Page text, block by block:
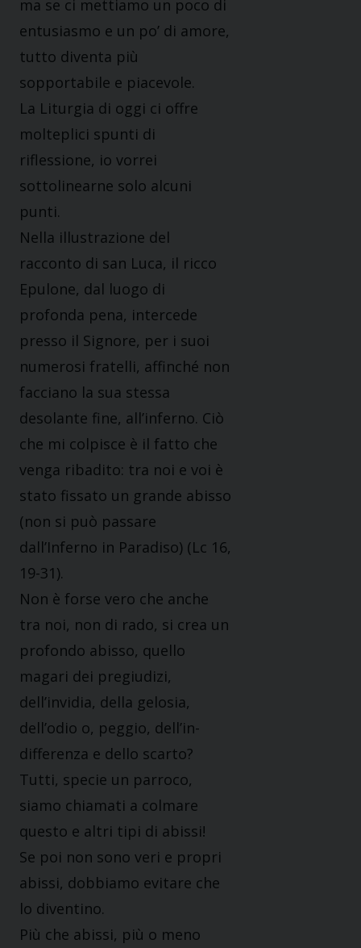
ma se ci mettiamo un poco di
entusiasmo e un po’ di amore,
tutto diventa più
sopportabile e piacevole.
La Liturgia di oggi ci offre
molteplici spunti di
riflessione, io vorrei
sottolinearne solo alcuni
punti.
Nella illustrazione del
racconto di san Luca, il ricco
Epulone, dal luogo di
profonda pena, intercede
presso il Signore, per i suoi
numerosi fratelli, affinché non
facciano la sua stessa
desolante fine, all’inferno. Ciò
che mi colpisce è il fatto che
venga ribadito: tra noi e voi è
stato fissato un grande abisso
(non si può passare
dall’Inferno in Paradiso) (Lc 16,
19-31).
Non è forse vero che anche
tra noi, non di rado, si crea un
profondo abisso, quello
magari dei pregiudizi,
dell’invidia, della gelosia,
dell’odio o, peggio, dell’in-
differenza e dello scarto?
Tutti, specie un parroco,
siamo chiamati a colmare
questo e altri tipi di abissi!
Se poi non sono veri e propri
abissi, dobbiamo evitare che
lo diventino.
Più che abissi, più o meno